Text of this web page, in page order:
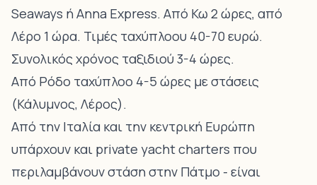
Seaways ή Anna Express. Από Κω 2 ώρες, από
Λέρο 1 ώρα. Τιμές ταχύπλοου 40-70 ευρώ.
Συνολικός χρόνος ταξιδιού 3-4 ώρες.
Από Ρόδο ταχύπλοο 4-5 ώρες με στάσεις
(Κάλυμνος, Λέρος).
Από την Ιταλία και την κεντρική Ευρώπη
υπάρχουν και private yacht charters που
περιλαμβάνουν στάση στην Πάτμο - είναι